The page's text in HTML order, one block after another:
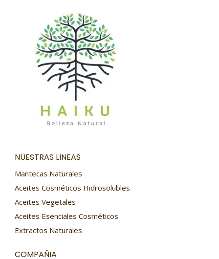
NUESTRAS LINEAS
Mantecas Naturales
Aceites Cosméticos Hidrosolubles
Aceites Vegetales
Aceites Esenciales Cosméticos
Extractos Naturales
COMPAÑIA